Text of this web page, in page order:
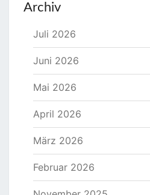
Archiv
Juli 2026
Juni 2026
Mai 2026
April 2026
März 2026
Februar 2026